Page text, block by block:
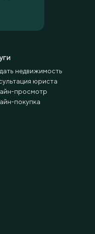
недвижимость
юриста
просмотр
покупка